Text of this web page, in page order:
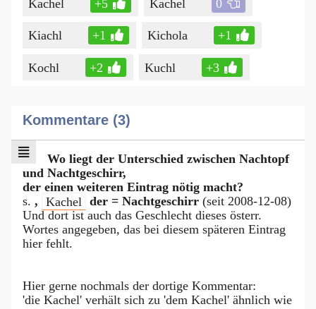
Kachel +5 Kachel 0
Kiachl +1 Kichola +1
Kochl +2 Kuchl +3
Kommentare (3)
Wo liegt der Unterschied zwischen Nachtopf
und Nachtgeschirr,
der einen weiteren Eintrag nötig macht?
s. , Kachel der = Nachtgeschirr(seit 2008-12-08)
Und dort ist auch das Geschlecht dieses österr.
Wortes angegeben, das bei diesem späteren Eintrag
hier fehlt.
Hier gerne nochmals der dortige Kommentar:
'die Kachel' verhält sich zu 'dem Kachel' ähnlich wie